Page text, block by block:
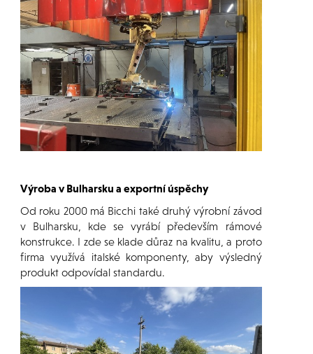
Výroba v Bulharsku a exportní úspěchy
Od roku 2000 má Bicchi také druhý výrobní závod
v Bulharsku, kde se vyrábí především rámové
konstrukce. I zde se klade důraz na kvalitu, a proto
firma využívá italské komponenty, aby výsledný
produkt odpovídal standardu.